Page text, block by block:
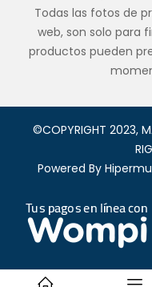
Todas las fotos de
web, son solo para
productos pueden
©COPYRIGHT 2023,
Powered By